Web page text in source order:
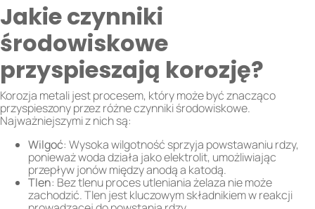
Jakie czynniki
środowiskowe
przyspieszają korozję?
Korozja metali jest procesem, który może być znacząco
przyspieszony przez różne czynniki środowiskowe.
Najważniejszymi z nich są:
Wilgoć: Wysoka wilgotność sprzyja powstawaniu rdzy,
ponieważ woda działa jako elektrolit, umożliwiając
przepływ jonów między anodą a katodą.
Tlen: Bez tlenu proces utleniania żelaza nie może
zachodzić. Tlen jest kluczowym składnikiem w reakcji